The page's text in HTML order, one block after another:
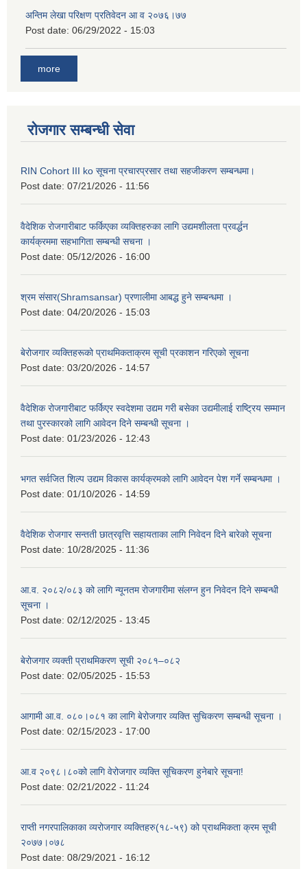
अन्तिम लेखा परिक्षण प्रतिवेदन आ व २०७६।७७
Post date: 06/29/2022 - 15:03
more
रोजगार सम्बन्धी सेवा
RIN Cohort III ko सूचना प्रचारप्रसार तथा सहजीकरण सम्बन्धमा।
Post date: 07/21/2026 - 11:56
वैदेशिक रोजगारीबाट फर्किएका व्यक्तिहरुका लागि उद्यमशीलता प्रवर्द्धन
कार्यक्रममा सहभागिता सम्बन्धी सचना ।
Post date: 05/12/2026 - 16:00
श्रम संसार(Shramsansar) प्रणालीमा आबद्ध हुने सम्बन्धमा ।
Post date: 04/20/2026 - 15:03
बेरोजगार व्यक्तिहरूको प्राथमिकताक्रम सूची प्रकाशन गरिएको सूचना
Post date: 03/20/2026 - 14:57
वैदेशिक रोजगारीबाट फर्किएर स्वदेशमा उद्यम गरी बसेका उद्यमीलाई राष्ट्रिय सम्मान
तथा पुरस्कारको लागि आवेदन दिने सम्बन्धी सूचना ।
Post date: 01/23/2026 - 12:43
भगत सर्वजित शिल्प उद्यम विकास कार्यक्रमको लागि आवेदन पेश गर्ने सम्बन्धमा ।
Post date: 01/10/2026 - 14:59
वैदेशिक रोजगार सन्तती छात्रवृत्ति सहायताका लागि निवेदन दिने बारेको सूचना
Post date: 10/28/2025 - 11:36
आ.व. २०८२/०८३ को लागि न्यूनतम रोजगारीमा संलग्न हुन निवेदन दिने सम्बन्धी
सूचना ।
Post date: 02/12/2025 - 13:45
बेरोजगार व्यक्ती प्राथमिकरण सूची २०८१–०८२
Post date: 02/05/2025 - 15:53
आगामी आ.व. ०८०।०८१ का लागि बेरोजगार व्यक्ति सुचिकरण सम्बन्धी सूचना ।
Post date: 02/15/2023 - 17:00
आ.व २०९८।८०को लागि वेरोजगार व्यक्ति सूचिकरण हुनेबारे सूचना!
Post date: 02/21/2022 - 11:24
राप्ती नगरपालिकाका व्यरोजगार व्यक्तिहरु(१८-५९) को प्राथमिकता क्रम सूची
२०७७।०७८
Post date: 08/29/2021 - 16:12